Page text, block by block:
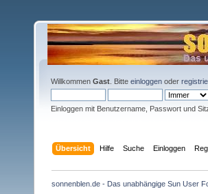
Willkommen Gast . Bitte einloggen oder
Einloggen mit Benutzername, Passwort und
Übersicht Hilfe Suche Einloggen
sonnenblen.de - Das unabhängige Sun User